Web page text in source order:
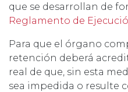
que se desarrollan de
Reglamento de
Para que el órgano
retención deberá
real de que, sin esta
sea impedida o resulte